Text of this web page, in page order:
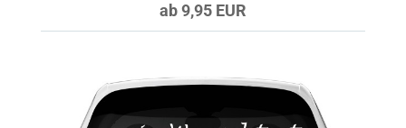
ab 9,95 EUR